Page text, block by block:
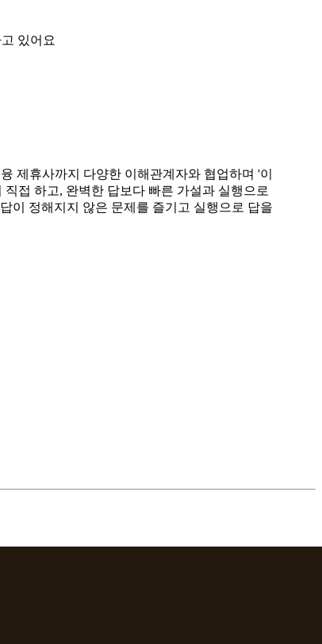
있어요
제휴사까지 다양한 이해관계자와 협업하며 '이
접 하고, 완벽한 답보다 빠른 가설과 실행으로
이 정해지지 않은 문제를 즐기고 실행으로 답을